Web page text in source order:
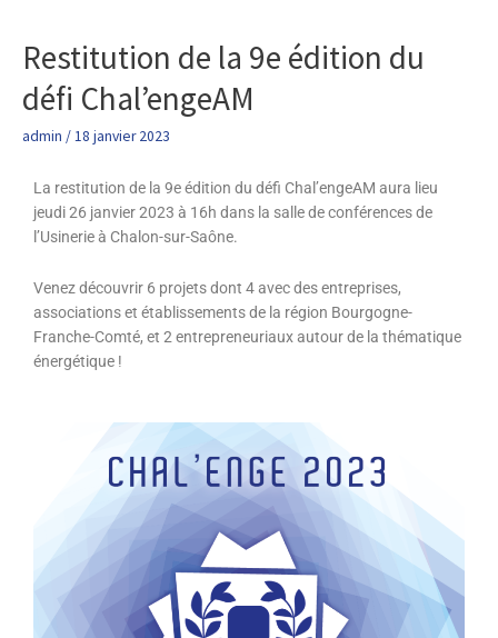
Restitution de la 9e édition du
défi Chal’engeAM
admin /18 janvier 2023
La restitution de la 9e édition du défi Chal’engeAM aura lieu
jeudi 26 janvier 2023 à 16h dans la salle de conférences de
l’Usinerie à Chalon-sur-Saône.
Venez découvrir 6 projets dont 4 avec des entreprises,
associations et établissements de la région Bourgogne-
Franche-Comté, et 2 entrepreneuriaux autour de la thématique
énergétique !
Restitution
de
la
édition
défi
Chal’engeAM